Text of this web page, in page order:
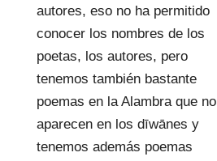
autores, eso no ha permitido
conocer los nombres de los
poetas, los autores, pero
tenemos también bastante
poemas en la Alambra que no
aparecen en los dīwānes y
tenemos además poemas